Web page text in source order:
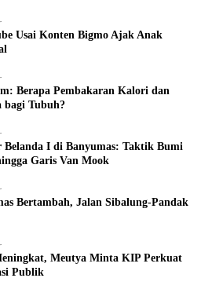
Usai Konten Bigmo Ajak Anak
Berapa Pembakaran Kalori dan
bagi Tubuh?
Belanda I di Banyumas: Taktik Bumi
Garis Van Mook
Bertambah, Jalan Sibalung-Pandak
Meutya Minta KIP Perkuat
Publik